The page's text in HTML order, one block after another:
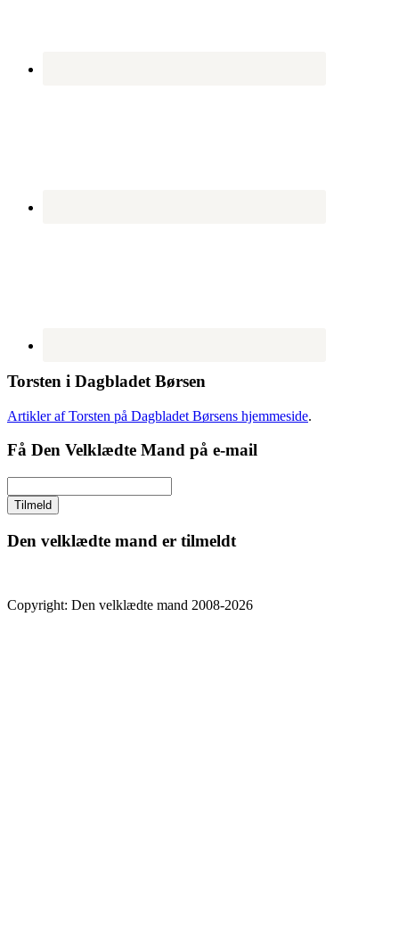
Torsten i Dagbladet Børsen
Artikler af Torsten på Dagbladet Børsens hjemmeside.
Få Den Velklædte Mand på e-mail
Den velklædte mand er tilmeldt
Copyright: Den velklædte mand 2008-2026